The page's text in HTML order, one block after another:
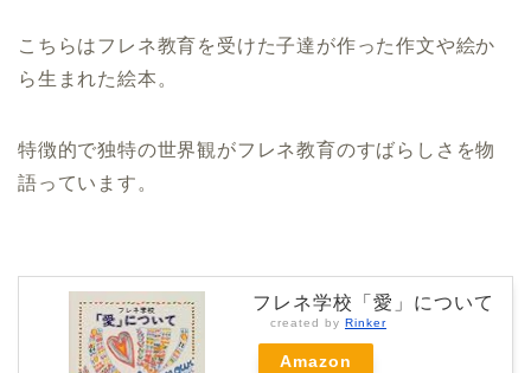
こちらはフレネ教育を受けた子達が作った作文や絵か
ら生まれた絵本。
特徴的で独特の世界観がフレネ教育のすばらしさを物
語っています。
フレネ学校「愛」について
created by Rinker
Amazon